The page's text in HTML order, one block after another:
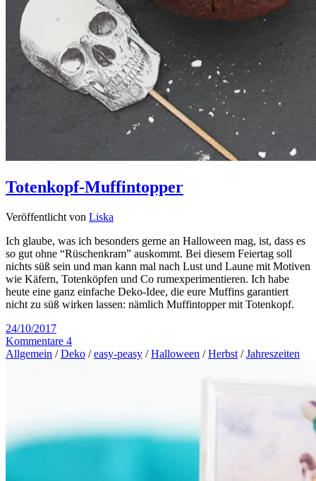
Totenkopf-Muffintopper
Veröffentlicht von Liska
Ich glaube, was ich besonders gerne an Halloween mag, ist, dass es
so gut ohne “Rüschenkram” auskommt. Bei diesem Feiertag soll
nichts süß sein und man kann mal nach Lust und Laune mit Motiven
wie Käfern, Totenköpfen und Co rumexperimentieren. Ich habe
heute eine ganz einfache Deko-Idee, die eure Muffins garantiert
nicht zu süß wirken lassen: nämlich Muffintopper mit Totenkopf.
24/10/2017
Kommentare 4
Allgemein /Deko /easy-peasy /Halloween /Herbst /Jahreszeiten